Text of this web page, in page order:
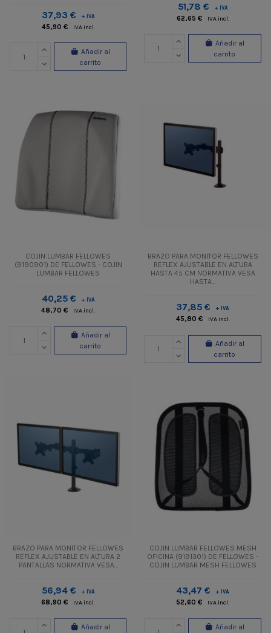
37,93 € + IVA
45,90 € IVA incl.
Añadir al
carrito
51,78 € + IVA
62,65 € IVA incl.
Añadir al
carrito
COJIN LUMBAR FELLOWES
(9190901) DE FELLOWES - COJIN
LUMBAR FELLOWES
40,25 € + IVA
48,70 € IVA incl.
Añadir al
carrito
BRAZO PARA MONITOR FELLOWES
REFLEX AJUSTABLE EN ALTURA
HASTA 45 CM NORMATIVA VESA
HASTA...
37,85 € + IVA
45,80 € IVA incl.
Añadir al
carrito
BRAZO PARA MONITOR FELLOWES
REFLEX AJUSTABLE EN ALTURA 2
PANTALLAS NORMATIVA VESA...
56,94 € + IVA
68,90 € IVA incl.
Añadir al
COJIN LUMBAR FELLOWES MESH
OFICINA (9191301) DE FELLOWES -
COJIN LUMBAR MESH FELLOWES
43,47 € + IVA
52,60 € IVA incl.
Añadir al